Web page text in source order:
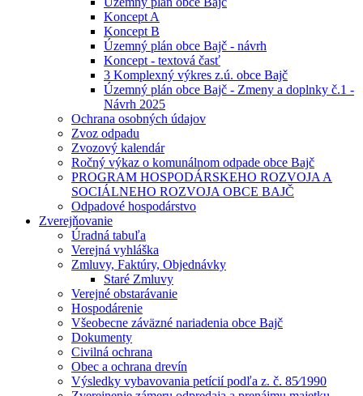
Koncept A
Koncept B
Územný plán obce Bajč - návrh
Koncept - textová časť
3 Komplexný výkres z.ú. obce Bajč
Územný plán obce Bajč - Zmeny a doplnky č.1 -
Návrh 2025
Ochrana osobných údajov
Zvoz odpadu
Zvozový kalendár
Ročný výkaz o komunálnom odpade obce Bajč
PROGRAM HOSPODÁRSKEHO ROZVOJA A
SOCIÁLNEHO ROZVOJA OBCE BAJČ
Odpadové hospodárstvo
Zverejňovanie
Úradná tabuľa
Verejná vyhláška
Zmluvy, Faktúry, Objednávky
Staré Zmluvy
Verejné obstarávanie
Hospodárenie
Všeobecne záväzné nariadenia obce Bajč
Dokumenty
Civilná ochrana
Obec a ochrana drevín
Výsledky vybavovania petícií podľa z. č. 85⁄1990